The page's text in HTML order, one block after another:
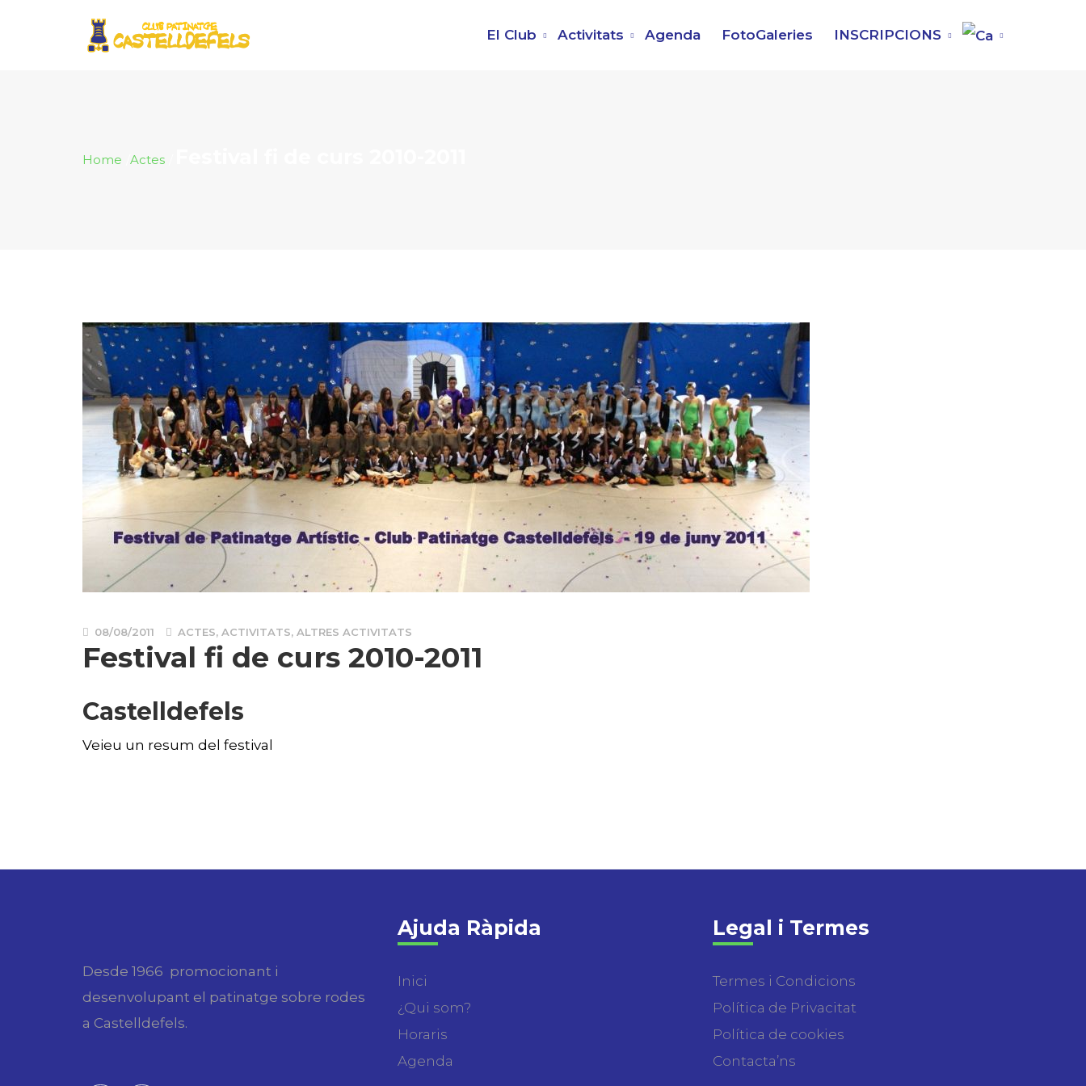
El Club Activitats Agenda FotoGaleries INSCRIPCIONS
Home Actes
08/08/2011 ACTES, ACTIVITATS, ALTRES ACTIVITATS
Festival fi de curs 2010-2011
Castelldefels
Veieu un resum del festival
Desde 1966 promocionant i
desenvolupant el patinatge sobre rodes
a Castelldefels.
Ajuda Ràpida
Inici
¿Qui som?
Horaris
Agenda
Legal i Termes
Termes i Condicions
Política de Privacitat
Política de cookies
Contacta’ns